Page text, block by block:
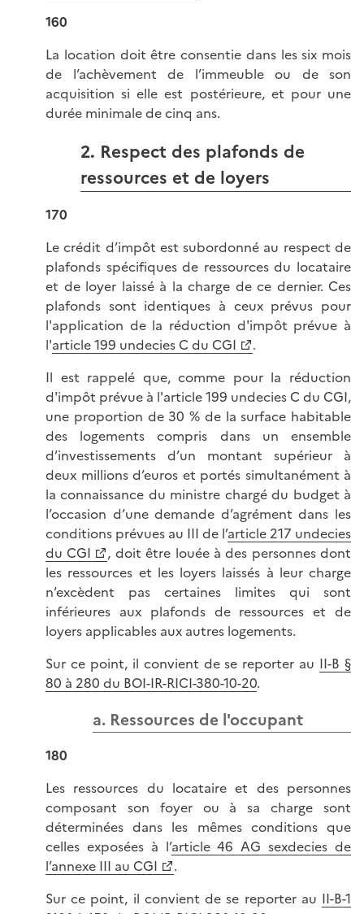
160
La location doit être consentie dans les six mois
de l’achèvement de l’immeuble ou de son
acquisition si elle est postérieure, et pour une
durée minimale de cinq ans.
2. Respect des plafonds de
ressources et de loyers
170
Le crédit d’impôt est subordonné au respect de
plafonds spécifiques de ressources du locataire
et de loyer laissé à la charge de ce dernier. Ces
plafonds sont identiques à ceux prévus pour
l'application de la réduction d'impôt prévue à
l'article 199 undecies C du CGI
.
Il est rappelé que, comme pour la réduction
d'impôt prévue à l'article 199 undecies C du CGI,
une proportion de 30 % de la surface habitable
des logements compris dans un ensemble
d’investissements d’un montant supérieur à
deux millions d’euros et portés simultanément à
la connaissance du ministre chargé du budget à
l’occasion d’une demande d’agrément dans les
conditions prévues au III de l’article 217 undecies
du CGI
, doit être louée à des personnes dont
les ressources et les loyers laissés à leur charge
n’excèdent pas certaines limites qui sont
inférieures aux plafonds de ressources et de
loyers applicables aux autres logements.
Sur ce point, il convient de se reporter au II-B §
80 à 280 du BOI-IR-RICI-380-10-20.
a. Ressources de l'occupant
180
Les ressources du locataire et des personnes
composant son foyer ou à sa charge sont
déterminées dans les mêmes conditions que
celles exposées à l’article 46 AG sexdecies de
l’annexe III au CGI
.
Sur ce point, il convient de se reporter au II-B-1